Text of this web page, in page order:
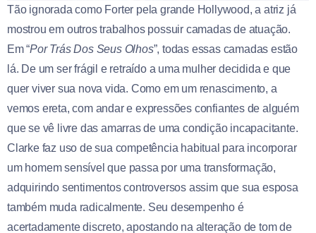
Tão ignorada como Forter pela grande Hollywood, a atriz já
mostrou em outros trabalhos possuir camadas de atuação.
Em “Por Trás Dos Seus Olhos”, todas essas camadas estão
lá. De um ser frágil e retraído a uma mulher decidida e que
quer viver sua nova vida. Como em um renascimento, a
vemos ereta, com andar e expressões confiantes de alguém
que se vê livre das amarras de uma condição incapacitante.
Clarke faz uso de sua competência habitual para incorporar
um homem sensível que passa por uma transformação,
adquirindo sentimentos controversos assim que sua esposa
também muda radicalmente. Seu desempenho é
acertadamente discreto, apostando na alteração de tom de